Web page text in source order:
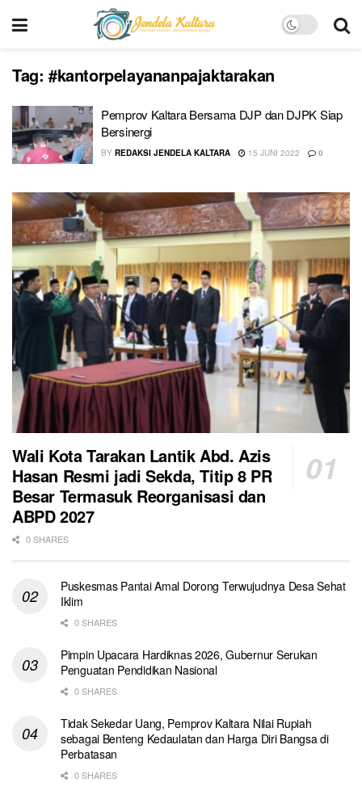
Tag: #kantorpelayananpajaktarakan
Pemprov Kaltara Bersama DJP dan DJPK Siap
Bersinergi
BY REDAKSI JENDELA KALTARA 15 JUNI 2022 0
Wali Kota Tarakan Lantik Abd. Azis
Hasan Resmi jadi Sekda, Titip 8 PR
Besar Termasuk Reorganisasi dan
ABPD 2027
0 SHARES
Puskesmas Pantai Amal Dorong Terwujudnya Desa Sehat
Iklim
0 SHARES
Pimpin Upacara Hardiknas 2026, Gubernur Serukan
Penguatan Pendidikan Nasional
0 SHARES
Tidak Sekedar Uang, Pemprov Kaltara Nilai Rupiah
sebagai Benteng Kedaulatan dan Harga Diri Bangsa di
Perbatasan
0 SHARES